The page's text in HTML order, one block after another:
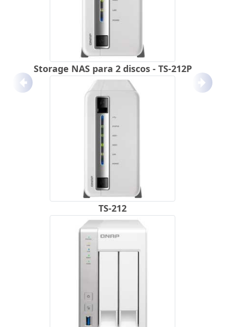
Storage NAS para 2 discos - TS-212P
TS-212
Anterior